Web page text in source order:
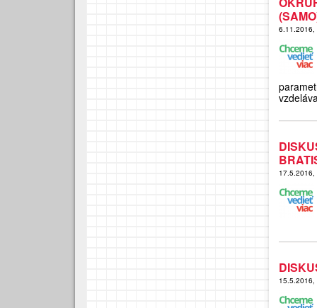
6.11.2016,
17.5.2016,
15.5.2016,